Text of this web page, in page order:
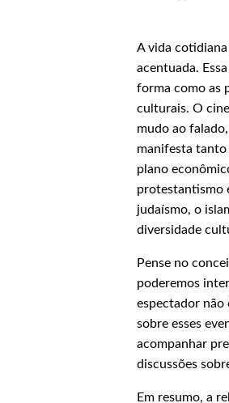
A vida
acentuada.
forma como as
culturais. O
mudo ao
manifesta
plano
protestantismo
judaísmo, o
diversidade
Pense no
poderemos
espectador não
sobre esses
acompanhar
discussões
Em resumo, a